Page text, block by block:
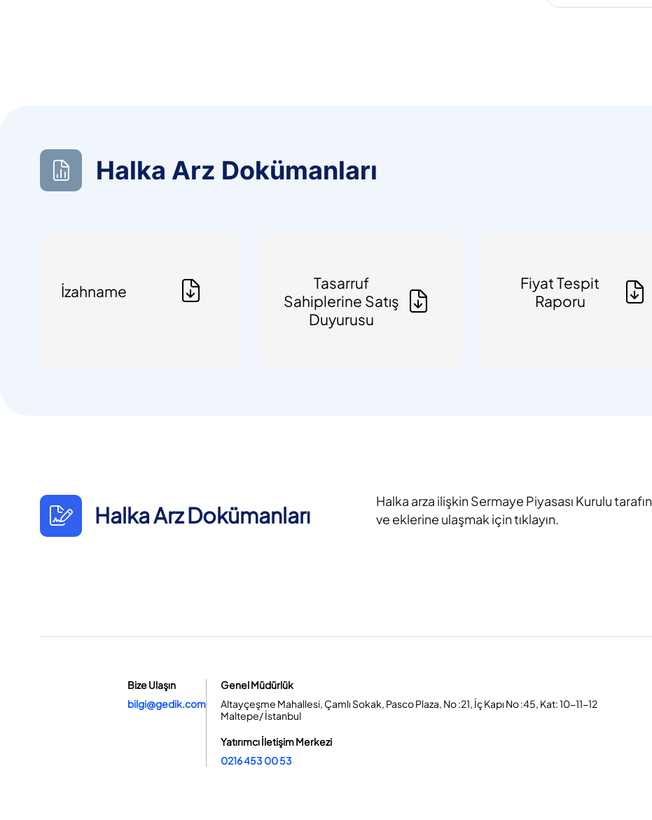
Halka Arz Dokümanları
İzahname
Tasarruf
Sahiplerine Satış
Duyurusu
Fiyat Tespit
Raporu
Halka Arz Dokümanları
Halka arza ilişkin Sermaye Piyasası Kurulu
ve eklerine ulaşmak için tıklayın.
Bize Ulaşın
bilgi@gedik.com
Genel Müdürlük
Altayçeşme Mahallesi, Çamlı Sokak, Pasco Plaza, No :21, İç Kapı No :45, Kat: 10-11-12
Maltepe/ İstanbul
Yatırımcı İletişim Merkezi
0216 453 00 53